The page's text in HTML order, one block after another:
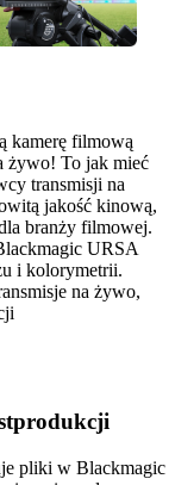
kamerę filmową
żywo! To jak mieć
transmisji na
jakość kinową,
branży filmowej.
URSA
i kolorymetrii.
na żywo,
pliki w Blackmagic